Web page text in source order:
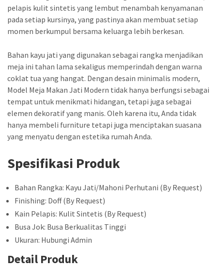
pelapis kulit sintetis yang lembut menambah kenyamanan
pada setiap kursinya, yang pastinya akan membuat setiap
momen berkumpul bersama keluarga lebih berkesan.
Bahan kayu jati yang digunakan sebagai rangka menjadikan
meja ini tahan lama sekaligus memperindah dengan warna
coklat tua yang hangat. Dengan desain minimalis modern,
Model Meja Makan Jati Modern tidak hanya berfungsi sebagai
tempat untuk menikmati hidangan, tetapi juga sebagai
elemen dekoratif yang manis. Oleh karena itu, Anda tidak
hanya membeli furniture tetapi juga menciptakan suasana
yang menyatu dengan estetika rumah Anda.
Spesifikasi Produk
Bahan Rangka: Kayu Jati/Mahoni Perhutani (By Request)
Finishing: Doff (By Request)
Kain Pelapis: Kulit Sintetis (By Request)
Busa Jok: Busa Berkualitas Tinggi
Ukuran: Hubungi Admin
Detail Produk